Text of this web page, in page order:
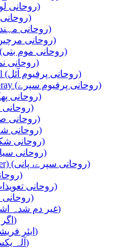
Ruhani Loban (روحانی لوبان)
Ruhani Matti (روحانی مٹی)
Ruhani Mehndi (روحانی مہندی)
Ruhani Mirchain (روحانی مرچیں)
Ruhani Mom Batti (روحانی موم بتی)
Ruhani Namak (روحانی نمک)
Ruhani Perfume Oil (روحانی پرفیوم آئل)
Ruhani Perfume Spray (روحانی پرفیوم سپرے)
Ruhani Phakki (روحانی پھکی)
Ruhani Rakh (روحانی راکھ)
Ruhani Sabun (روحانی صابن)
Ruhani Shahad (روحانی شہد)
Ruhani Shakkar (روحانی شکر)
Ruhani Siyahi (روحانی سیاہی)
Ruhani Spray (Water) (روحانی سپرے، پانی)
Ruhani Tail (روحانی تیل)
Ruhani Tawezat (روحانی تعویذات)
Ruhani Ubtan (روحانی اُبٹن)
Ghair Dum Shuda Products (غیر دم شدہ اشیاء)
Agar Battian (اگر بتیاں)
Air Freshners ( ایئر فریشنرز)
Ala-e-Yaksoi (آلہ یکسوئی)